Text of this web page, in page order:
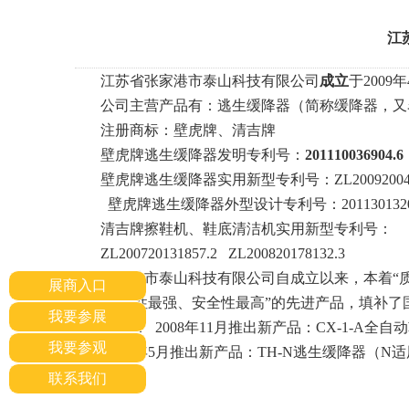
江
江苏省张家港市泰山科技有限公司 成立于2009年
公司主营产品有：逃生缓降器（简称缓降器，
注册商标：壁虎牌、清吉牌
壁虎牌逃生缓降器发明专利号： 201110036904.6
壁虎牌逃生缓降器实用新型专利号：
壁虎牌逃生缓降器外型设计专利号：
清吉牌擦鞋机、鞋底清洁机实用新型专利号：
ZL200720131857.2 ZL200820178132.3
张家港市泰山科技有限公司自成立以来，本着“
单、适用性最强、安全性最高”的先进产品，填补了
公司业绩：
2008年11 月推出新产品： CX-1-A全自
2010
年5月推出新产品： TH-N逃生缓降器（N适
展商入口
我要参展
我要参观
联系我们